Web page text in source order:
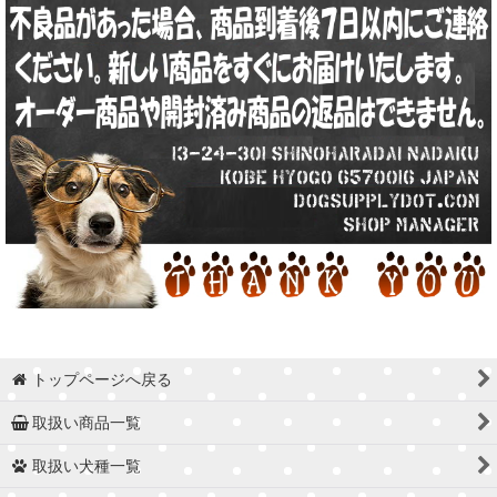
トップページへ戻る
取扱い商品一覧
取扱い犬種一覧